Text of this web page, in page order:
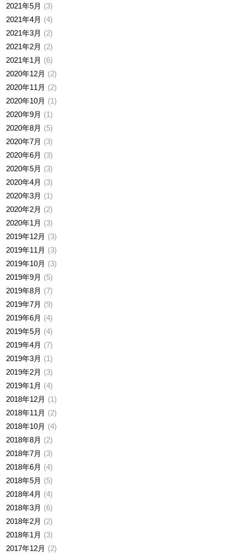
2021年5月
3
2021年4月
4
2021年3月
2
2021年2月
2
2021年1月
6
2020年12月
2
2020年11月
2
2020年10月
1
2020年9月
1
2020年8月
5
2020年7月
3
2020年6月
3
2020年5月
3
2020年4月
3
2020年3月
1
2020年2月
2
2020年1月
3
2019年12月
3
2019年11月
3
2019年10月
3
2019年9月
5
2019年8月
7
2019年7月
9
2019年6月
4
2019年5月
4
2019年4月
7
2019年3月
1
2019年2月
3
2019年1月
4
2018年12月
1
2018年11月
2
2018年10月
4
2018年8月
2
2018年7月
3
2018年6月
4
2018年5月
5
2018年4月
4
2018年3月
6
2018年2月
2
2018年1月
3
2017年12月
2